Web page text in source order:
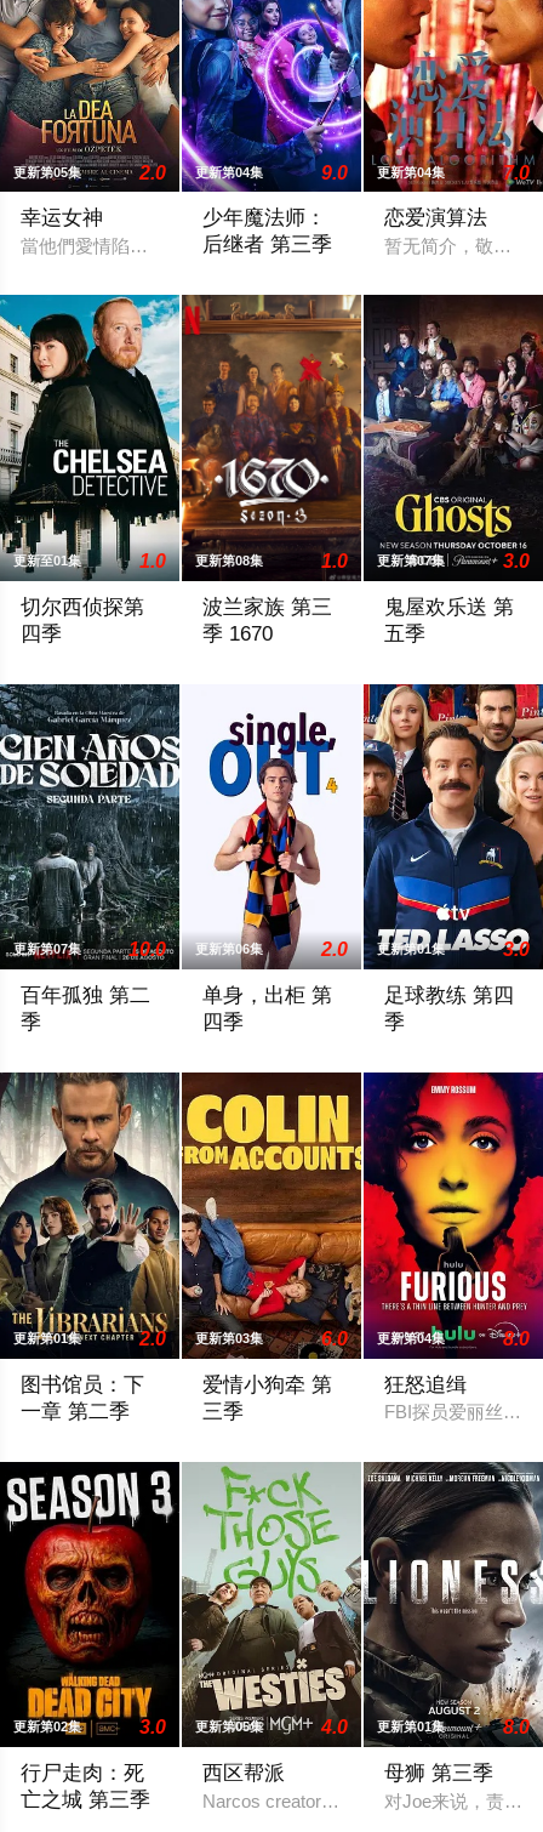
更新第05集 2.0
幸运女神
當他們愛情陷入危機，命運女神卻吹來生機…亞瑟和他的男友亞
更新第04集 9.0
少年魔法师：
后继者 第三季
更新第04集 7.0
恋爱演算法
暂无简介，敬请期
更新至01集 1.0
切尔西侦探第
四季
更新第08集 1.0
波兰家族 第三
季 1670
更新第07集 3.0
鬼屋欢乐送 第
五季
更新第07集 10.0
百年孤独 第二
季
更新第06集 2.0
单身，出柜 第
四季
更新第01集 3.0
足球教练 第四
季
更新第01集 2.0
图书馆员：下
一章 第二季
更新第03集 6.0
爱情小狗牵 第
三季
更新第04集 8.0
狂怒追缉
FBI探员爱丽丝·布
更新第02集 3.0
行尸走肉：死
亡之城 第三季
更新第05集 4.0
西区帮派
Narcos creator Chris Brancato is
更新第01集 8.0
母狮 第三季
对Joe来说，责任